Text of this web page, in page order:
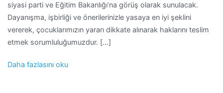
siyasi parti ve Eğitim Bakanlığı’na görüş olarak sunulacak.
Dayanışma, işbirliği ve önerilerinizle yasaya en iyi şeklini
vererek, çocuklarımızın yararı dikkate alınarak haklarını teslim
etmek sorumluluğumuzdur. […]
Daha fazlasını oku